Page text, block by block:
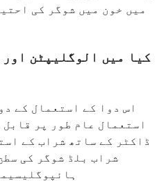
میں خون میں شوگر کی
کیا میں الوگلیپٹن
اس دوا کے استعمال کے
استعمال عام طور پر
ڈاکٹر کے ساتھ شراب کے
شراب بلڈ شوگر کی